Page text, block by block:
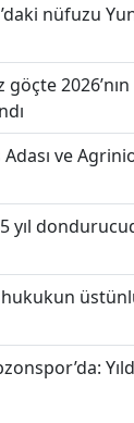
nüfuzu
2026’nın
ve
yıl
hukukun